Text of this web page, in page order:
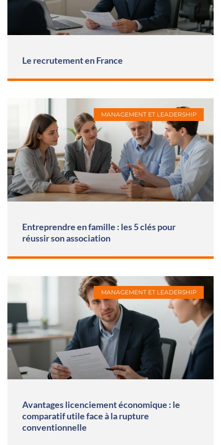
Le recrutement en France
MANAGEMENT ET LEADERSHIP
Entreprendre en famille : les 5 clés pour
réussir son association
MANAGEMENT ET LEADERSHIP
Avantages licenciement économique : le
comparatif utile face à la rupture
conventionnelle